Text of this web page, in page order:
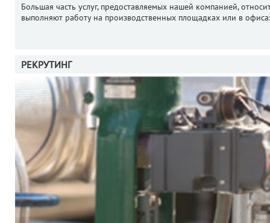
Большая часть услуг, предоставляемых нашей компанией,
выполняют работу на производственных площадках или в
РЕКРУТИНГ